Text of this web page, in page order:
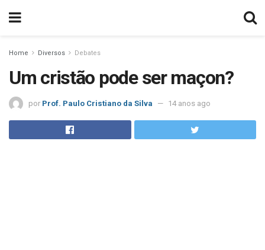
Home Diversos Debates
Um cristão pode ser maçon?
por Prof. Paulo Cristiano da Silva 14 anos ago